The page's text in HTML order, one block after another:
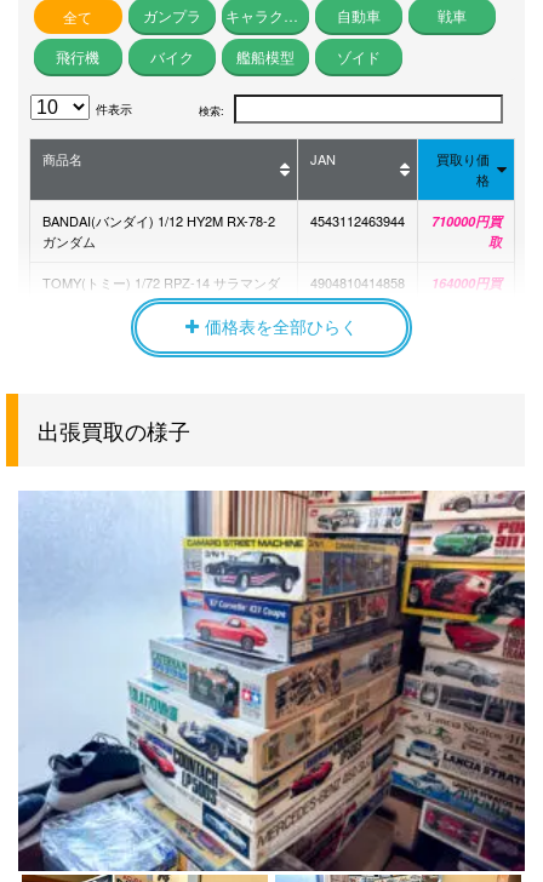
全て ガンプラ キャラクター 自動車
戦車
飛行機
バイク 艦船模型 ゾイド
件表示 検索:
商品名 JAN
買取り価
格
BANDAI(バンダイ) 1/12 HY2M RX-78-2
ガンダム
4543112463944
710000円買
取
TOMY(トミー) 1/72 RPZ-14 サラマンダ
ーF2 ファイティングファルコン 翼竜型
414858 メカ生体ゾイド
4904810414858
164000円買
TOMY(トミー) 1/72 EPZ-002 アイアン
コング ゴリラ型 重装甲格闘攻撃型
TOMY(トミー) 1/72 共和国側戦闘機械獣
ティラノザウルス型 RPZ-24 キングゴジ
ュラス 414278 メカ生体ゾイド
4904810414278
77000円買
取
TAKARA(タカラ) 合体魔神 ゴーストン
14体セット 魔神大集合 マシンコレクシ
ョン No.25 限定版 175232-7
4904880027743
77000円買
取
VOLKS(ボークス) 1/72 ゲートシオンマ
ーク2 スピード・ブリンガー
4518992232423
71000円買
取
TOMY(トミー) 1/72 RPZ-19 ゴッドカイ
ザー ティラノサウルス型 415107
4904810415107
65000円買
取
BANDAI(バンダイ) 聖機兵ガンレックス
元祖SDガンダムワールド No.110
0036047
4902425360478
61000円買
取
BANDAI(バンダイ) 真聖機兵 ガンレック
4902425378923
61000円買
価格表を全部ひらく
出張買取の様子